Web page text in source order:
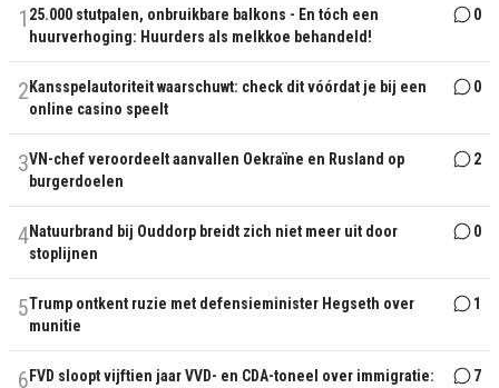
1 25.000 stutpalen, onbruikbare balkons - En tóch een
huurverhoging: Huurders als melkkoe behandeld!
0
2 Kansspelautoriteit waarschuwt: check dit vóórdat je bij een
online casino speelt
0
3VN-chef veroordeelt aanvallen Oekraïne en Rusland op
burgerdoelen
2
4Natuurbrand bij Ouddorp breidt zich niet meer uit door
stoplijnen
0
5Trump ontkent ruzie met defensieminister Hegseth over
munitie
1
6 FVD sloopt vijftien jaar VVD- en CDA-toneel over immigratie: 7